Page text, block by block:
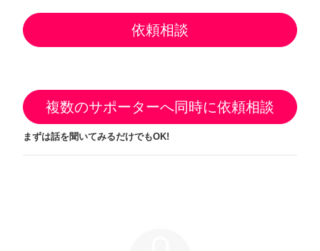
依頼相談
複数のサポーターへ同時に依頼相談
まずは話を聞いてみるだけでもOK!